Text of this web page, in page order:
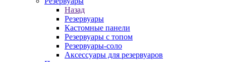
Назад
Резервуары
Кастомные панели
Резервуары с топом
Резервуары-соло
Аксессуары для резервуаров